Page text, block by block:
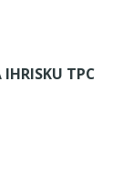
IHRISKU TPC